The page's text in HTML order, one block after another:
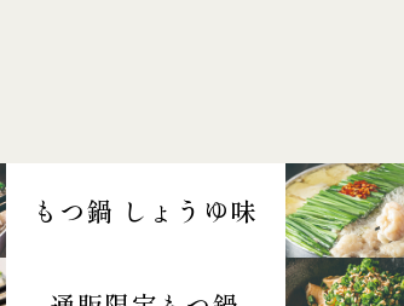
もつ鍋 しょうゆ味